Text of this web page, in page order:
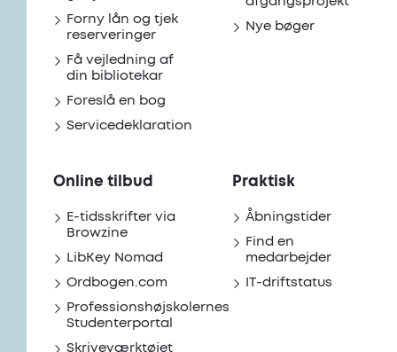
Forny lån og tjek
reserveringer
Få vejledning af
din bibliotekar
Foreslå en bog
Servicedeklaration
Nye bøger
Online tilbud
E-tidsskrifter via
Browzine
LibKey Nomad
Ordbogen.com
Professionshøjskolernes
Studenterportal
Skriveværktøjet
Praktisk
Åbningstider
Find en
medarbejder
IT-driftstatus